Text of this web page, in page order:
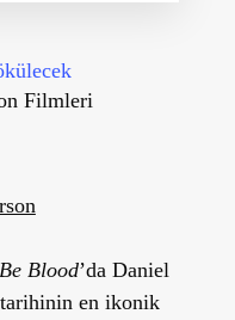
Filmleri
Blood’da Daniel
en ikonik